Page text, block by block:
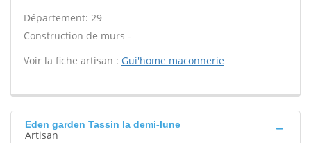
Département: 29
Construction de murs -
Voir la fiche artisan : Gui'home maconnerie
Eden garden Tassin la demi-lune
Artisan